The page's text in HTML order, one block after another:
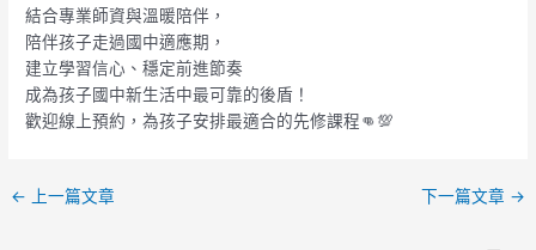
結合專業師資與溫暖陪伴，
陪伴孩子走過國中適應期，
建立學習信心、穩定前進節奏
成為孩子國中新生活中最可靠的後盾！
歡迎線上預約，為孩子安排最適合的先修課程👊💯
← 上一篇文章 下一篇文章 →